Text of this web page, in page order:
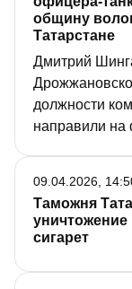
общину
Татарстане
Дмитрий
должности
направили
стали
– в
Татарстана».
Таможня
сигарет
09.04.2026,